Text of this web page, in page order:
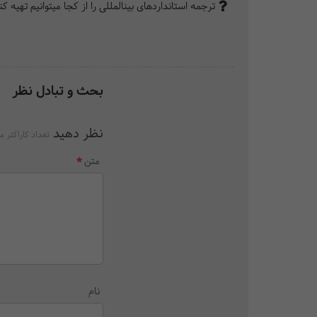
ترجمه استانداردهای بین‎المللی را از کجا می­‎توانیم تهیه کنیم؟
بحث و تبادل نظر
نظر دهید تعداد کاراکتر
متن
نام